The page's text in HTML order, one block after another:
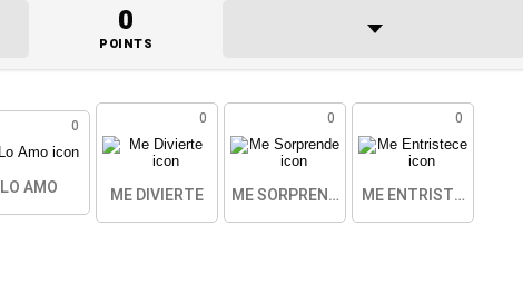
0
POINTS
0
LO AMO
0
ME DIVIERTE
0
ME SORPRENDE
0
ME ENTRISTECE